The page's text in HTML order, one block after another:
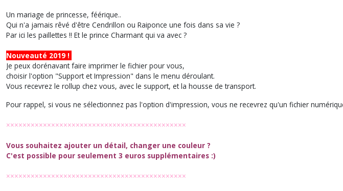
Un mariage de princesse, féérique..
Qui n'a jamais rêvé d'être Cendrillon ou Raiponce une fois dans sa vie ?
Par ici les paillettes !! Et le prince Charmant qui va avec ?
Nouveauté 2019 !
Je peux dorénavant faire imprimer le fichier pour vous,
choisir l'option "Support et Impression" dans le menu déroulant.
Vous recevrez le rollup chez vous, avec le support, et la housse de transport.
Pour rappel, si vous ne sélectionnez pas l'option d'impression, vous ne recevrez qu'un fichier
××××××××××××××××××××××××××××××××××××××××××××
Vous souhaitez ajouter un détail, changer une couleur ?
C'est possible pour seulement 3 euros supplémentaires :)
××××××××××××××××××××××××××××××××××××××××××××